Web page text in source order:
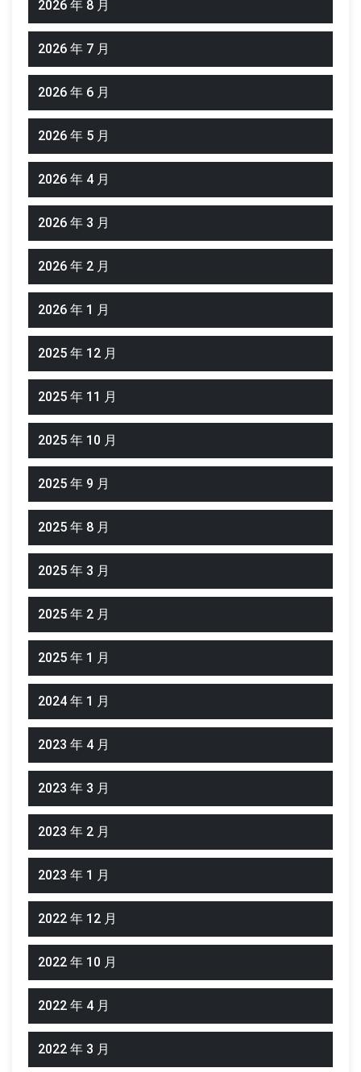
2026 年 8 月
2026 年 7 月
2026 年 6 月
2026 年 5 月
2026 年 4 月
2026 年 3 月
2026 年 2 月
2026 年 1 月
2025 年 12 月
2025 年 11 月
2025 年 10 月
2025 年 9 月
2025 年 8 月
2025 年 3 月
2025 年 2 月
2025 年 1 月
2024 年 1 月
2023 年 4 月
2023 年 3 月
2023 年 2 月
2023 年 1 月
2022 年 12 月
2022 年 10 月
2022 年 4 月
2022 年 3 月